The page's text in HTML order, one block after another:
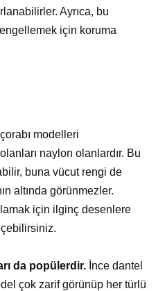
Ayrıca, bu
için koruma
modelleri
naylon olanlardır. Bu
buna vücut rengi de
altında görünmezler.
için ilginç desenlere
da popülerdir. İnce dantel
çok zarif görünüp her türlü